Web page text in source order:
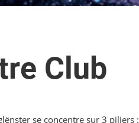
Club
se concentre sur 3 piliers :